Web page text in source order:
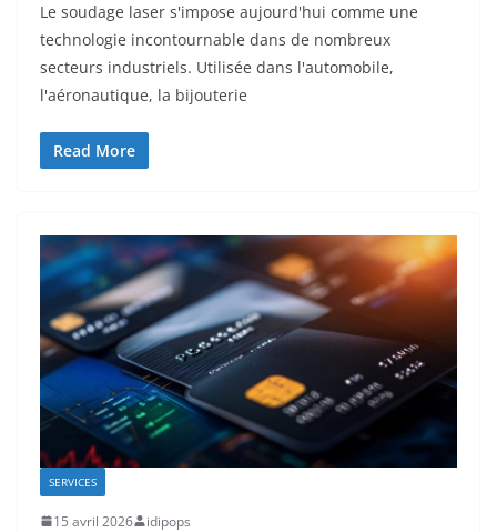
Le soudage laser s'impose aujourd'hui comme une
technologie incontournable dans de nombreux
secteurs industriels. Utilisée dans l'automobile,
l'aéronautique, la bijouterie
Read More
SERVICES
15 avril 2026 idipops